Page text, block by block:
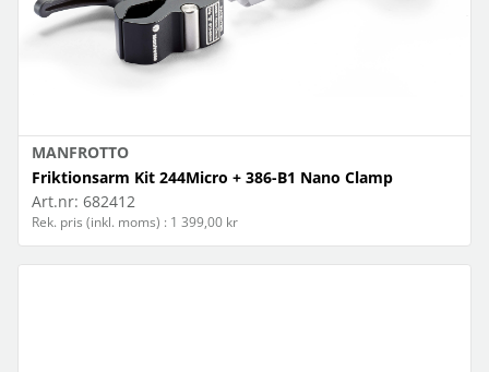
MANFROTTO
Friktionsarm Kit 244Micro + 386-B1 Nano Clamp
Art.nr: 682412
Rek. pris (inkl. moms) : 1 399,00 kr